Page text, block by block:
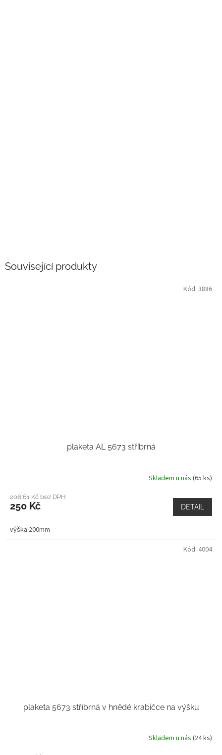
Související produkty
plaketa AL 5673 stříbrná
Skladem u nás (65 ks)
206,61 Kč bez DPH
250 Kč DETAIL
výška 200mm
Kód: 3886
plaketa 5673 stříbrná v hnědé krabičce na výšku
Skladem u nás (24 ks)
Kód: 4004